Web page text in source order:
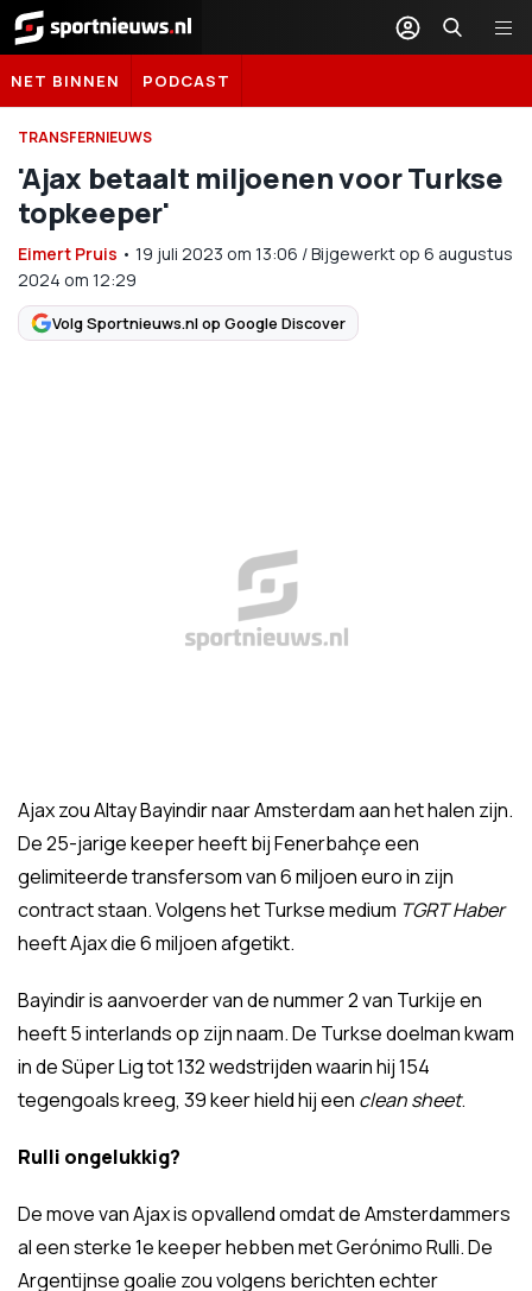
Sportnieuws.nl
NET BINNEN PODCAST
TRANSFERNIEUWS
'Ajax betaalt miljoenen voor Turkse
topkeeper'
Eimert Pruis • 19 juli 2023 om 13:06 /Bijgewerkt op 6 augustus
2024 om 12:29
Volg Sportnieuws.nl op Google Discover
Ajax zou Altay Bayindir naar Amsterdam aan het halen zijn.
De 25-jarige keeper heeft bij Fenerbahçe een
gelimiteerde transfersom van 6 miljoen euro in zijn
contract staan. Volgens het Turkse medium TGRT Haber
heeft Ajax die 6 miljoen afgetikt.
Bayindir is aanvoerder van de nummer 2 van Turkije en
heeft 5 interlands op zijn naam. De Turkse doelman kwam
in de Süper Lig tot 132 wedstrijden waarin hij 154
tegengoals kreeg, 39 keer hield hij een clean sheet.
Rulli ongelukkig?
De move van Ajax is opvallend omdat de Amsterdammers
al een sterke 1e keeper hebben met Gerónimo Rulli. De
Argentijnse goalie zou volgens berichten echter